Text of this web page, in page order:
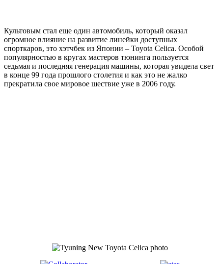
Культовым стал еще один автомобиль, который оказал
огромное влияние на развитие линейки доступных
спорткаров, это хэтчбек из Японии – Toyota Celica. Особой
популярностью в кругах мастеров тюнинга пользуется
седьмая и последняя генерация машины, которая увидела свет
в конце 99 года прошлого столетия и как это не жалко
прекратила свое мировое шествие уже в 2006 году.